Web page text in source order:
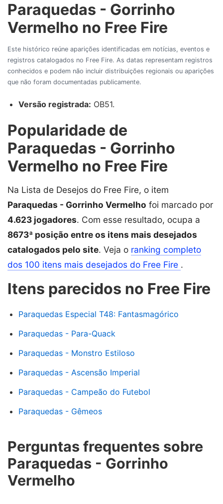
Paraquedas - Gorrinho
Vermelho no Free Fire
Este histórico reúne aparições identificadas em notícias, eventos e
registros catalogados no Free Fire. As datas representam registros
conhecidos e podem não incluir distribuições regionais ou aparições
que não foram documentadas publicamente.
Versão registrada: OB51.
Popularidade de
Paraquedas - Gorrinho
Vermelho no Free Fire
Na Lista de Desejos do Free Fire, o item
Paraquedas - Gorrinho Vermelho foi marcado por
4.623 jogadores. Com esse resultado, ocupa a
8673ª posição entre os itens mais desejados
catalogados pelo site. Veja o ranking completo
dos 100 itens mais desejados do Free Fire .
Itens parecidos no Free Fire
Paraquedas Especial T48: Fantasmagórico
Paraquedas - Para-Quack
Paraquedas - Monstro Estiloso
Paraquedas - Ascensão Imperial
Paraquedas - Campeão do Futebol
Paraquedas - Gêmeos
Perguntas frequentes sobre
Paraquedas - Gorrinho
Vermelho